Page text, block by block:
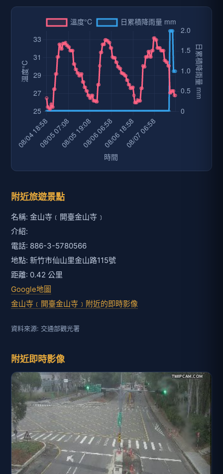
附近旅遊景點
名稱: 金山寺﹝開臺金山寺﹞
介紹:
電話: 886-3-5780566
地點: 新竹市仙山里金山路115號
距離: 0.42 公里
Google地圖
金山寺﹝開臺金山寺﹞附近的即時影像
資料來源: 交通部觀光署
附近即時影像